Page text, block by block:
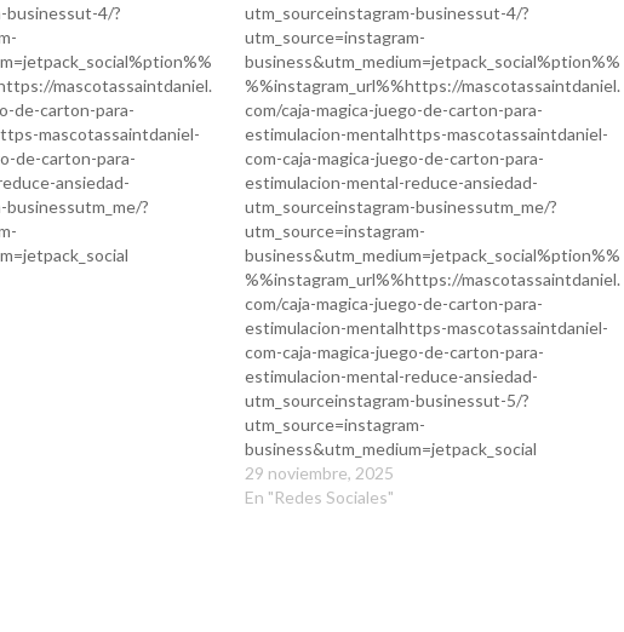
businessut-4/?
mascotassaintdaniel.
de-carton-para-
mascotassaintdaniel-
de-carton-para-
ansiedad-
?
utm_sourceinstagram-businessut-4/?
utm_source=instagram-
business&utm_medium=jetpack_social%ption%%
%%instagram_url%%https://mascotassaintdaniel.
com/caja-magica-juego-de-carton-para-
estimulacion-mentalhttps-mascotassaintdaniel-
com-caja-magica-juego-de-carton-para-
estimulacion-mental-reduce-ansiedad-
utm_sourceinstagram-businessutm_me/?
utm_source=instagram-
business&utm_medium=jetpack_social%ption%%
%%instagram_url%%https://mascotassaintdaniel.
com/caja-magica-juego-de-carton-para-
estimulacion-mentalhttps-mascotassaintdaniel-
com-caja-magica-juego-de-carton-para-
estimulacion-mental-reduce-ansiedad-
utm_sourceinstagram-businessut-5/?
utm_source=instagram-
business&utm_medium=jetpack_social
29 noviembre, 2025
En "Redes Sociales"